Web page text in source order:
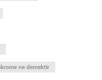
ne demektir